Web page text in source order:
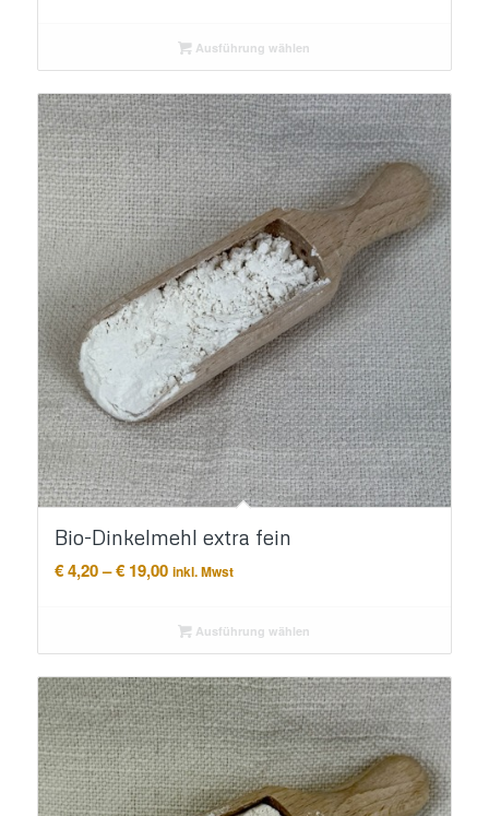
€ 65,00Ausführung wählen
Bio-Dinkelmehl extra fein
€4,20–€19,00Preisspanne:
€ 19,00
inkl. Mwst
Ausführung wählen